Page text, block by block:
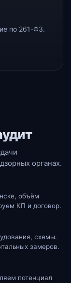
по 261-ФЗ.
органах.
объём
КП и договор.
схемы.
замеров.
потенциал